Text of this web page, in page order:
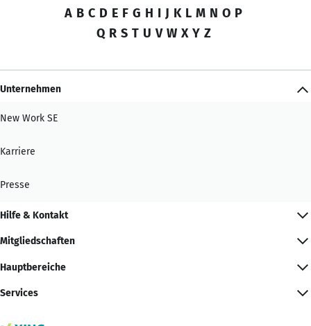
A B C D E F G H I J K L M N O P
Q R S T U V W X Y Z
Unternehmen
New Work SE
Karriere
Presse
Hilfe & Kontakt
Mitgliedschaften
Hauptbereiche
Services